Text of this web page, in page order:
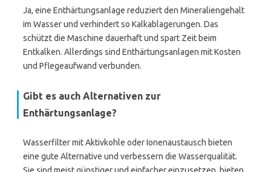
Ja, eine Enthärtungsanlage reduziert den Mineraliengehalt
im Wasser und verhindert so Kalkablagerungen. Das
schützt die Maschine dauerhaft und spart Zeit beim
Entkalken. Allerdings sind Enthärtungsanlagen mit Kosten
und Pflegeaufwand verbunden.
Gibt es auch Alternativen zur
Enthärtungsanlage?
Wasserfilter mit Aktivkohle oder Ionenaustausch bieten
eine gute Alternative und verbessern die Wasserqualität.